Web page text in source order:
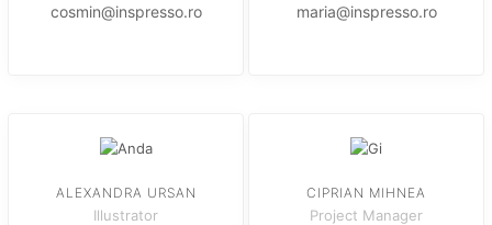
cosmin@inspresso.ro maria@inspresso.ro
ALEXANDRA URSAN
Illustrator
CIPRIAN MIHNEA
Project Manager